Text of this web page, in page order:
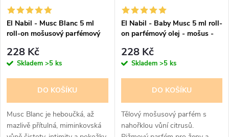
í
p
r
o
d
s
p
r
d
El Nabil - Musc Blanc 5 ml
roll-on mošusový parfémový
228 Kč
Skladem >5 ks
DO KOŠÍKU
Musc Blanc je heboučká, až
mazlivě přítulná, miminkovská
El Nabil - Baby Musc 5 ml roll-
on parfémový olej - mošus -
228 Kč
Skladem >5 ks
DO KOŠÍKU
Tělový mošusový parfém s
nahořklou vůní citrusů.